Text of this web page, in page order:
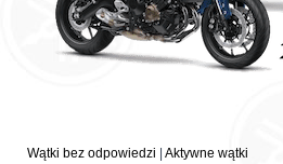
Wątki bez odpowiedzi Aktywne wątki